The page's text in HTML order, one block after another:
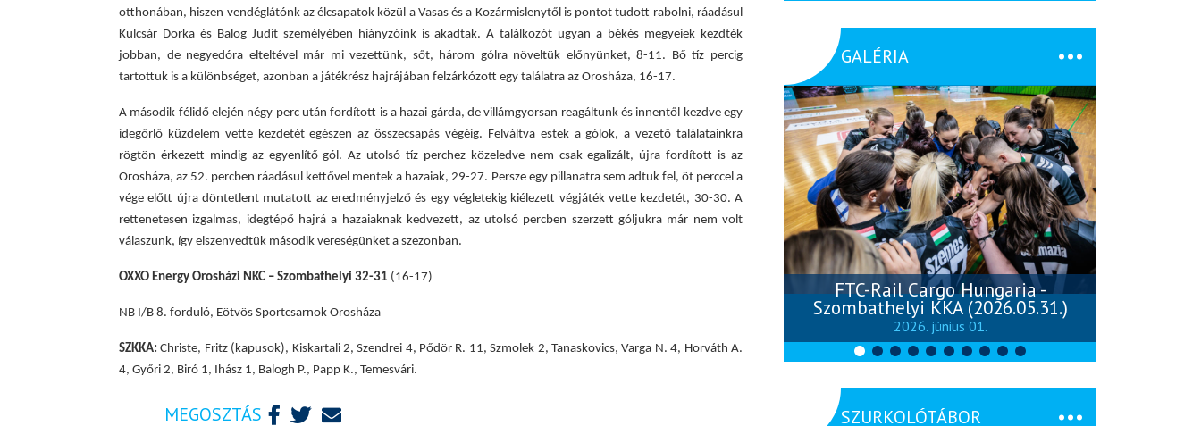
otthonában, hiszen vendéglátónk az élcsapatok közül a Vasas és a Kozármislenytől is pontot tudott rabolni, ráadásul
Kulcsár Dorka és Balog Judit személyében hiányzóink is akadtak. A találkozót ugyan a békés megyeiek kezdték
jobban, de negyedóra elteltével már mi vezettünk, sőt, három gólra növeltük előnyünket, 8-11. Bő tíz percig
tartottuk is a különbséget, azonban a játékrész hajrájában felzárkózott egy találatra az Orosháza, 16-17.
A második félidő elején négy perc után fordított is a hazai gárda, de villámgyorsan reagáltunk és innentől kezdve egy
idegőrlő küzdelem vette kezdetét egészen az összecsapás végéig. Felváltva estek a gólok, a vezető találatainkra
rögtön érkezett mindig az egyenlítő gól.Az utolsó tíz perchez közeledve nem csak egalizált, újra fordított is az
Orosháza, az 52. percben ráadásul kettővel mentek a hazaiak, 29-27. Persze egy pillanatra sem adtuk fel, öt perccel a
vége előtt újra döntetlent mutatott az eredményjelző és egy végletekig kiélezett végjáték vette kezdetét, 30-30. A
rettenetesen izgalmas, idegtépő hajrá a hazaiaknak kedvezett, az utolsó percben szerzett góljukra már nem volt
válaszunk, így elszenvedtük második vereségünket a szezonban.
OXXO Energy Orosházi NKC – Szombathelyi 32-31 (16-17)
NB I/B 8. forduló, Eötvös Sportcsarnok Orosháza
SZKKA: Christe, Fritz (kapusok), Kiskartali 2, Szendrei 4, Pődör R. 11, Szmolek 2, Tanaskovics, Varga N. 4, Horváth A.
4, Győri 2, Biró 1, Ihász 1, Balogh P., Papp K., Temesvári.
MEGOSZTÁS
GALÉRIA
FTC-Rail Cargo Hungaria -
Szombathelyi KKA (2026.05.31.)
2026. június 01.
SZURKOLÓTÁBOR